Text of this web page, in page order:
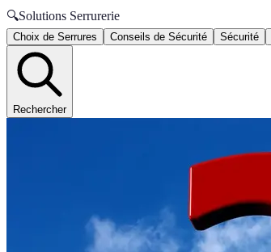
🔍Solutions Serrurerie
Choix de Serrures Conseils de Sécurité Sécurité
Rechercher